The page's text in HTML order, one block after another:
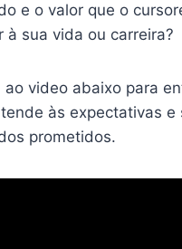
e o valor que o
à sua vida ou carreira?
ao video abaixo para
às expectativas e
prometidos.